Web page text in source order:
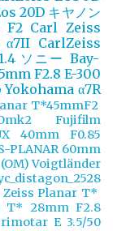
20D キヤノン
F2 Carl Zeiss
α7II CarlZeiss
ソニー Bay-
F2.8 E-300
Yokohama α7R
T*45mmF2
Fujifilm
40mm F0.85
PLANAR 60mm
Voigtländer
Zeiss Planar T*
T* 28mm F2.8
E 3.5/50